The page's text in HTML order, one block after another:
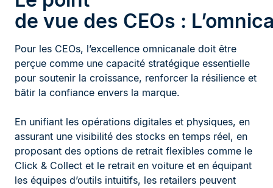
de vue des CEOs :
Pour les CEOs, l’excellence omnicanale doit être
perçue comme une capacité stratégique essentielle
pour soutenir la croissance, renforcer la résilience et
bâtir la confiance envers la marque.
En unifiant les opérations digitales et physiques, en
assurant une visibilité des stocks en temps réel, en
proposant des options de retrait flexibles comme le
Click & Collect et le retrait en voiture et en équipant
les équipes d’outils intuitifs, les retailers peuvent